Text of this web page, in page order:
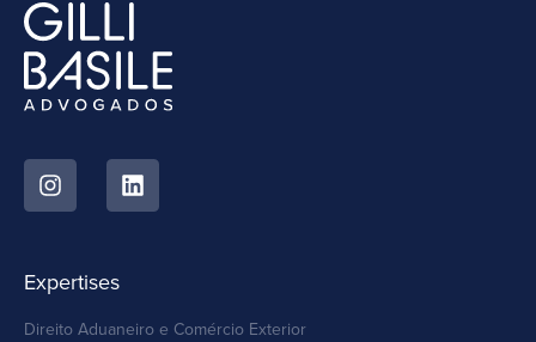
Expertises
Direito Aduaneiro e Comércio Exterior